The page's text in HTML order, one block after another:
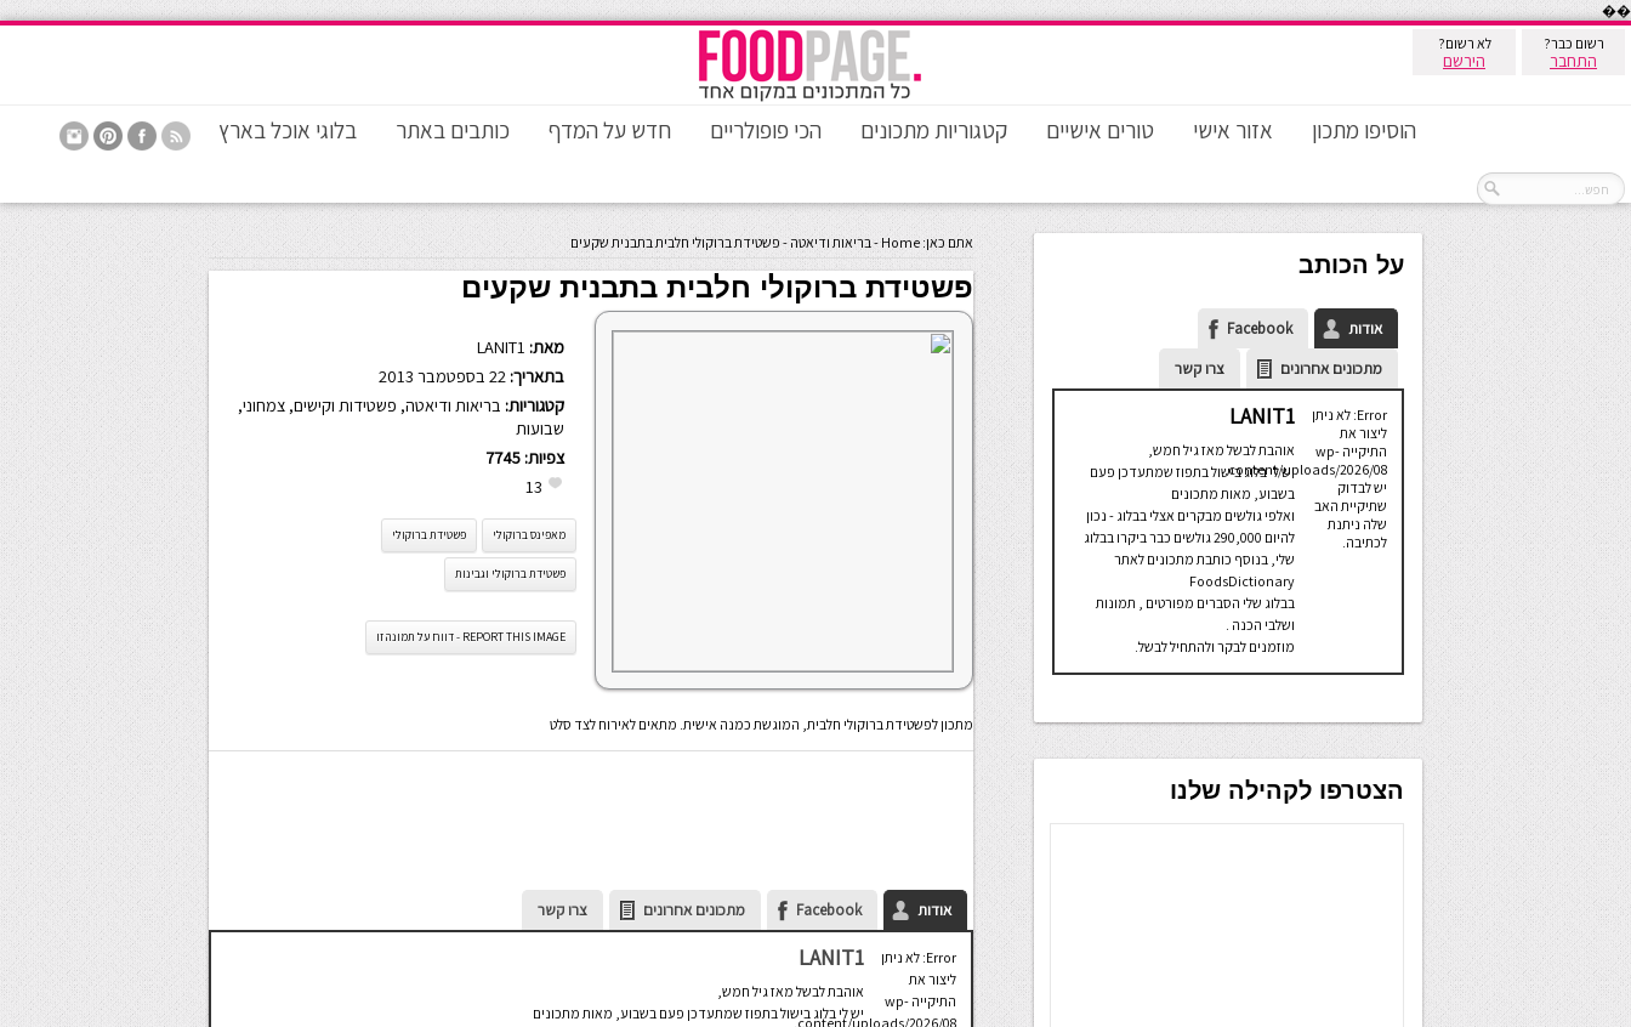
��
רשום כבר?
התחבר
לא רשום?
הירשם
הוסיפו מתכון אזור אישי טורים אישיים קטגוריות מתכונים הכי פופולריים חדש על המדף כותבים באתר בלוגי אוכל בארץ
אתם כאן: Home
-בריאות ודיאטה - פשטידת ברוקולי חלבית בתבנית שקעים
פשטידת ברוקולי חלבית בתבנית שקעים
מאת: LANIT1
בתאריך:
קטגוריות: בריאות ודיאטה, פשטידות וקישים, צמחוני,
שבועות
צפיות: 7745
13
מאפינס ברוקולי פשטידת ברוקולי
פשטידת ברוקולי וגבינות
REPORT THIS IMAGE - דווח על תמונה זו
מתכון לפשטידת ברוקולי חלבית, המוגשת כמנה אישית. מתאים לאירוח לצד סלט
אודות Facebook מתכונים אחרונים צרו קשר
Error: לא ניתן
ליצור את
התיקייה wp-
content/uploads/2026/08.
LANIT1
אוהבת לבשל מאז גיל חמש,
יש לי בלוג בישול בתפוז שמתעדכן פעם בשבוע, מאות מתכונים
על הכותב
אודות
Facebook
מתכונים אחרונים
צרו קשר
Error: לא ניתן
ליצור את
התיקייה wp-
content/uploads/2026/08.
יש לבדוק
שתיקיית האב
שלה ניתנת
לכתיבה.
LANIT1
אוהבת לבשל מאז גיל חמש,
יש לי בלוג בישול בתפוז שמתעדכן פעם
בשבוע, מאות מתכונים
ואלפי גולשים מבקרים אצלי בבלוג - נכון
להיום 290,000 גולשים כבר ביקרו בבלוג
שלי, בנוסף כותבת מתכונים לאתר
FoodsDictionary
בבלוג שלי הסברים מפורטים , תמונות
ושלבי הכנה .
מוזמנים לבקר ולהתחיל לבשל.
הצטרפו לקהילה שלנו